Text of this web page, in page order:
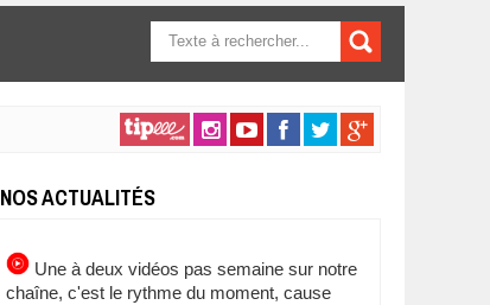
FORMULAIRE DE
RECHERCHE
NOS ACTUALITÉS
Une à deux vidéos pas semaine sur notre
chaîne, c'est le rythme du moment, cause